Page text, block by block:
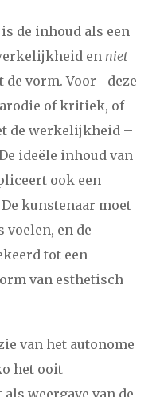
de inhoud als een
en niet
de vorm. Voor deze
of kritiek, of
de werkelijkheid –
ideële inhoud van
ook een
De kunstenaar moet
en de
tot een
van esthetisch
van het autonome
het ooit
weergave van de